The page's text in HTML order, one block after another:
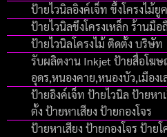
ป้ายไวนิลอิงค์เจ็ท ขึ้งโครงไม้
ป้ายไวนิลขึงโครงเหล็ก ร้านมื
ป้ายไวนิลโครงไม้ ติดตั้ง บริษัท
รับผลิตงาน Inkjet ป้ายสื่อโฆ
อุดร,หนองคาย,หนองบัว,เมือง
ป้ายอิงค์เจ็ท ป้ายไวนิล ป้ายหา
ตั้ง ป้ายหาเสียง ป้ายกองโจร
ป้ายหาเสียง ป้ายกองโจร ป้าย